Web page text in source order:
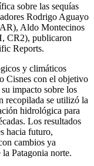
sobre las sequías
Rodrigo Aguayo
Aldo Montecinos
CR2), publicaron
Reports.
y climáticos
Cisnes con el objetivo
impacto sobre los
recopilada se utilizó la
hidrológica para
Los resultados
hacia futuro,
cambios ya
Patagonia norte.